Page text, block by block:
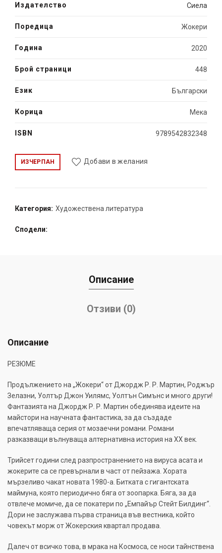
Издателство Сиела
Поредица Жокери
Година 2020
Брой страници 448
Език Български
Корица Мека
ISBN 9789542832348
ИЗЧЕРПАН Добави в желания
Категория: Художествена литература
Сподели
Описание
Отзиви (0)
Описание
РЕЗЮМЕ
Продължението на „Жокери“ от Джордж Р. Р. Мартин, Роджър
Зелазни, Уолтър Джон Уилямс, Уолтън Симънс и много други!
Фантазията на Джордж Р. Р. Мартин обединява идеите на
майстори на научната фантастика, за да създаде
впечатляваща серия от мозаечни романи. Романи
разказващи вълнуваща алтернативна история на XX век.
Трийсет години след разпространението на вируса асата и
жокерите са се превърнали в част от пейзажа. Хората
мързеливо чакат новата 1980-а. Битката с гигантската
маймуна, която периодично бяга от зоопарка. Бяга, за да
отвлече момиче, да се покатери по „Емпайър Стейт Билдинг“.
Дори не заслужава първа страница във вестника, който
човекът морж от Жокерския квартал продава.
Далеч от всичко това, в мрака на Космоса, се носи тайнствена